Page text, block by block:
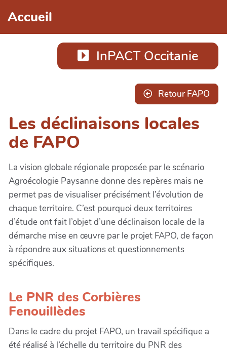
Aller au contenu principal
Accueil
InPACT Occitanie
Retour FAPO
Les déclinaisons locales
de FAPO
La vision globale régionale proposée par le scénario
Agroécologie Paysanne donne des repères mais ne
permet pas de visualiser précisément l’évolution de
chaque territoire. C’est pourquoi deux territoires
d’étude ont fait l’objet d’une déclinaison locale de la
démarche mise en œuvre par le projet FAPO, de façon
à répondre aux situations et questionnements
spécifiques.
Le PNR des Corbières
Fenouillèdes
Dans le cadre du projet FAPO, un travail spécifique a
été réalisé à l’échelle du territoire du PNR des